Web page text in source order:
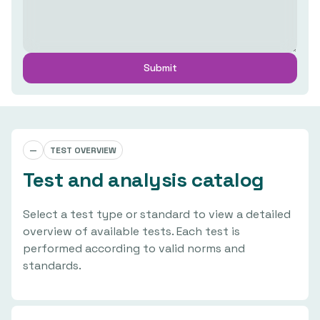
— TEST OVERVIEW
Test and analysis catalog
Select a test type or standard to view a detailed
overview of available tests. Each test is
performed according to valid norms and
standards.